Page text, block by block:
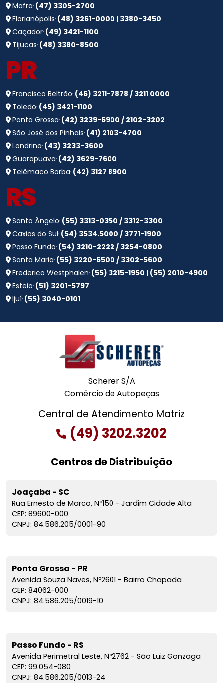
Mafra: (47) 3305-2700
Florianópolis:
(48) 3261-0000 | 3380-3450
Caçador: (49) 3421-1100
Tijucas: (48) 3380-8500
PR
Francisco Beltrão: (46) 3211-7878 / 3211 0000
Toledo: (45) 3421-1100
Ponta Grossa: (42) 3239-6900 / 2102-3202
São José dos Pinhais: (41) 2103-4700
Londrina: (43) 3233-3600
Guarapuava: (42) 3629-7600
Telêmaco Borba: (42) 3127 8900
RS
Santo Ângelo: (55) 3313-0350 / 3312-3300
Caxias do Sul: (54) 3534.5000 / 3771-1900
Passo Fundo: (54) 3210-2222 / 3254-0800
Santa Maria: (55) 3220-6500 / 3302-5600
Frederico Westphalen: (55) 3215-1950 | (55) 2010-4900
Esteio: (51) 3201-5797
Ijuí: (55) 3040-0101
Scherer S/A
Comércio de Autopeças
Central de Atendimento Matriz
(49) 3202.3202
Centros de Distribuição
Joaçaba - SC
Rua Ernesto de Marco, Nº150 - Jardim Cidade Alta
CEP: 89600-000
CNPJ: 84.586.205/0001-90
Ponta Grossa - PR
Avenida Souza Naves, Nº2601 - Bairro Chapada
CEP: 84062-000
CNPJ: 84.586.205/0019-10
Passo Fundo - RS
Avenida Perimetral Leste, Nº2762 - São Luiz Gonzaga
CEP: 99.054-080
CNPJ: 84.586.205/0013-24